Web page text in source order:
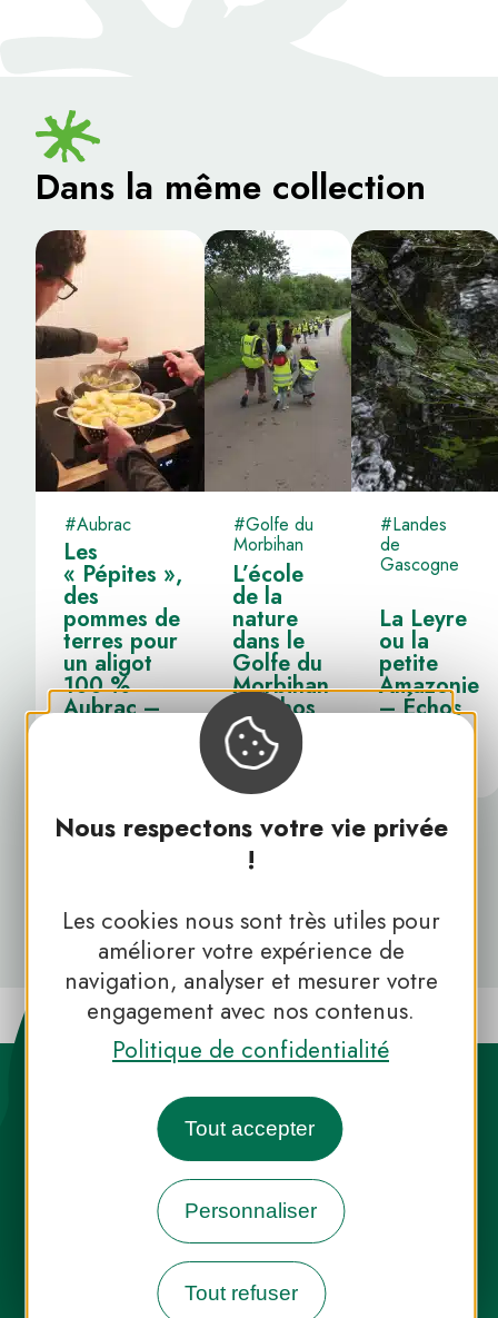
Nous respectons votre vie privée
!
Les cookies nous sont très utiles pour
améliorer votre expérience de
navigation, analyser et mesurer votre
engagement avec nos contenus.
Politique de confidentialité
Tout accepter
Personnaliser
Tout refuser
Dans la même collection
#Aubrac
Les
« Pépites »,
des
pommes de
terres pour
un aligot
100 %
Aubrac –
#Golfe du
Morbihan
L’école
de la
nature
dans le
Golfe du
Morbihan
– Échos
de nos
Valeurs
#Landes
de
Gascogne
La Leyre
ou la
petite
Amazonie
– Échos
Revenir à tous les podcasts des
Destination Parcs, de l’inspiration en
toute saison